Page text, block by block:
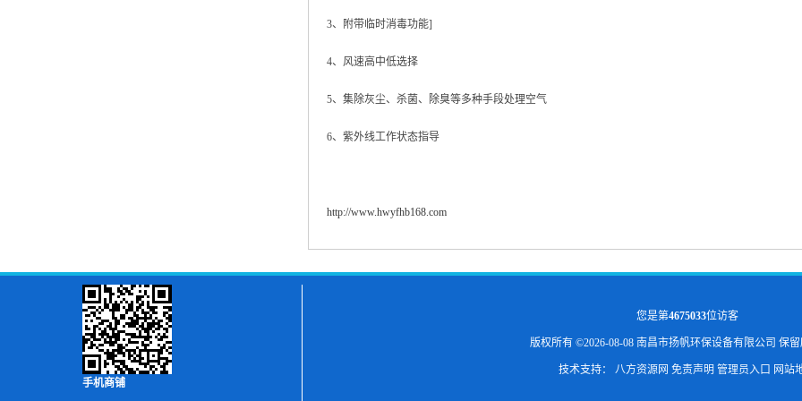
3、附带临时消毒功能]
4、风速高中低选择
5、集除灰尘、杀菌、除臭等多种手段处理空气
6、紫外线工作状态指导
http://www.hwyfhb168.com
手机商铺
您是第4675033位访客
版权所有 ©2026-08-08 南昌市扬帆环保设备有限公司 保留
技术支持： 八方资源网 免责声明 管理员入口 网站